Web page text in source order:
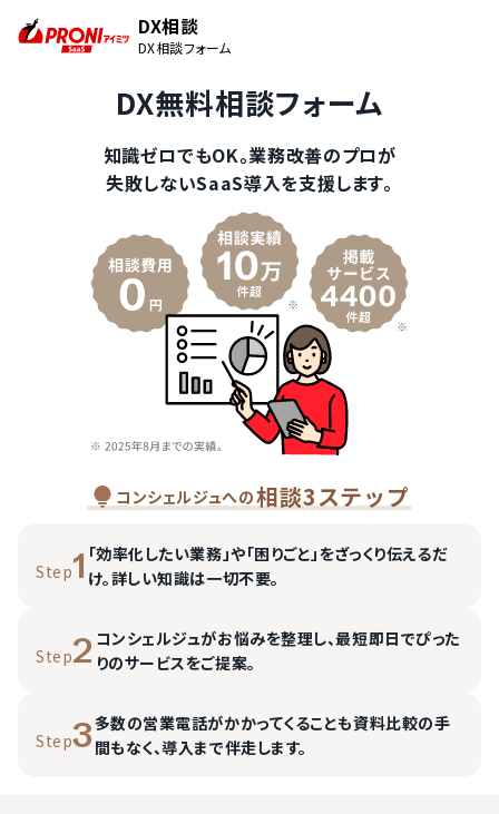
DX相談
DX相談フォーム
DX無料相談フォーム
知識ゼロでもOK。業務改善のプロが
失敗しないSaaS導入を支援します。
コンシェルジュへの相談3ステップ
Step1 「効率化したい業務」や「困りごと」をざっくり伝えるだ
け。詳しい知識は一切不要。
Step2 コンシェルジュがお悩みを整理し、最短即日でぴった
りのサービスをご提案。
Step3多数の営業電話がかかってくることも資料比較の手
間もなく、導入まで伴走します。